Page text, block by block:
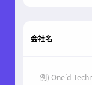
会社名